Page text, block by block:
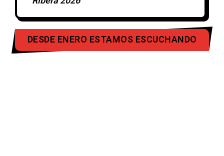
DESDE ENERO ESTAMOS ESCUCHANDO